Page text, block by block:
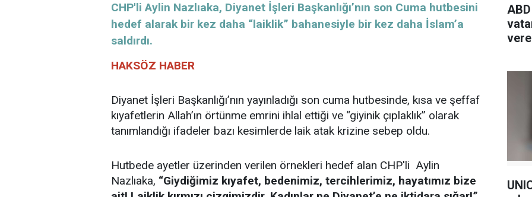
CHP'li Aylin Nazlıaka, Diyanet İşleri Başkanlığı’nın son Cuma hutbesini
hedef alarak bir kez daha “laiklik” bahanesiyle bir kez daha İslam’a
saldırdı.
HAKSÖZ HABER
Diyanet İşleri Başkanlığı’nın yayınladığı son cuma hutbesinde, kısa ve şeffaf
kıyafetlerin Allah’ın örtünme emrini ihlal ettiği ve “giyinik çıplaklık” olarak
tanımlandığı ifadeler bazı kesimlerde laik atak krizine sebep oldu.
Hutbede ayetler üzerinden verilen örnekleri hedef alan CHP'li Aylin
Nazlıaka, “Giydiğimiz kıyafet, bedenimiz, tercihlerimiz, hayatımız bize